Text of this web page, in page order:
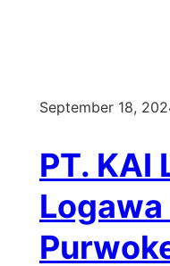
September 18,
PT. KAI
Logawa